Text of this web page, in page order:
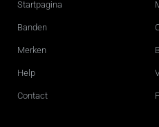
o r
Startpagina
Banden
Merken
Help
Contact